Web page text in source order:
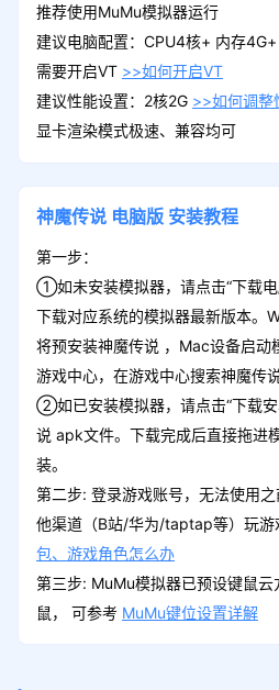
推荐使用MuMu模拟器运行
建议电脑配置：CPU4核+ 内存
需要开启VT >>如何开启VT
建议性能设置：2核2G >>如何调整
显卡渲染模式极速、兼容均可
神魔传说 电脑版 安装教程
第一步：
①如未安装模拟器，请点击“下载
下载对应系统的模拟器最新版本。
将预安装神魔传说 ，Mac设备启动
游戏中心，在游戏中心搜索神魔传
②如已安装模拟器，请点击“下载
说 apk文件。下载完成后直接拖进
装。
第二步: 登录游戏账号，无法使用
他渠道（B站/华为/taptap等）玩游
包、游戏角色怎么办
第三步: MuMu模拟器已预设键鼠
鼠， 可参考 MuMu键位设置详解